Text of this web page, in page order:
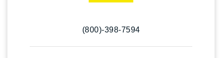
(800)-398-7594